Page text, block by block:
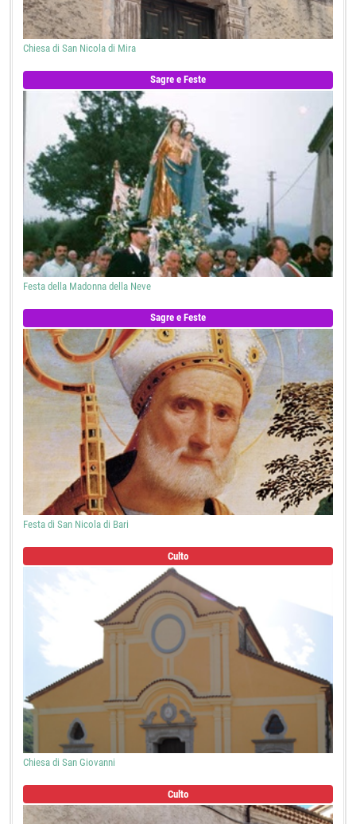
Chiesa di San Nicola di Mira
Sagre e Feste
Festa della Madonna della Neve
Sagre e Feste
Festa di San Nicola di Bari
Culto
Chiesa di San Giovanni
Culto